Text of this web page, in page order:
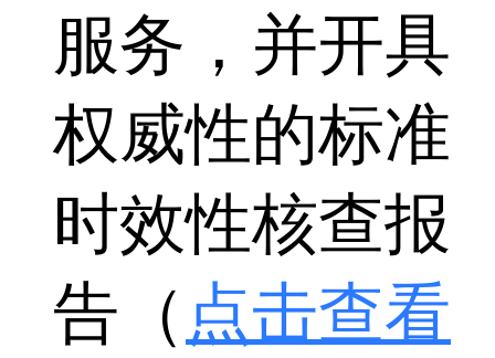
服务，并开具
权威性的标准
时效性核查报
告（ 点击查看